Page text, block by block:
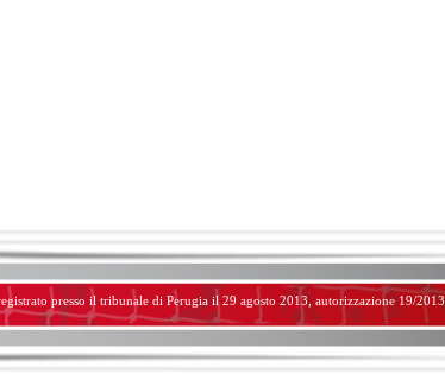
presso il tribunale di Perugia il 29 agosto 2013, autorizzazione 19/2013